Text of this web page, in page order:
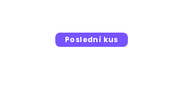
Poslední kus